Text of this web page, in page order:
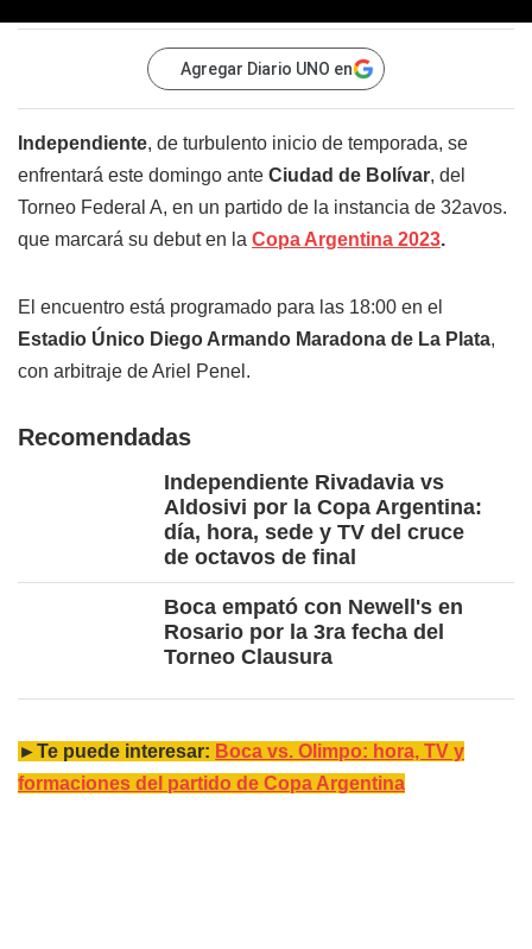
Agregar Diario UNO en
Independiente, de turbulento inicio de temporada, se
enfrentará este domingo ante Ciudad de Bolívar, del
Torneo Federal A, en un partido de la instancia de 32avos.
que marcará su debut en la Copa Argentina 2023.
El encuentro está programado para las 18:00 en el
Estadio Único Diego Armando Maradona de La Plata,
con arbitraje de Ariel Penel.
Recomendadas
Independiente Rivadavia vs
Aldosivi por la Copa Argentina:
día, hora, sede y TV del cruce
de octavos de final
Boca empató con Newell's en
Rosario por la 3ra fecha del
Torneo Clausura
►Te puede interesar: Boca vs. Olimpo: hora, TV y
formaciones del partido de Copa Argentina